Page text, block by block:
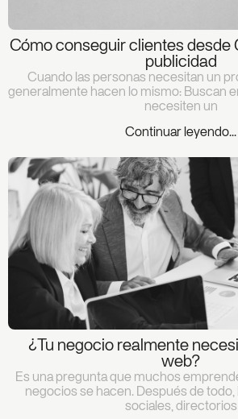
Cómo conseguir clientes desde
publicidad
Cuando las personas necesitan un
generalmente hacen lo mismo: Buscan
necesiten un
Continuar leyendo...
¿Tu negocio realmente
web?
Es una pregunta que muchos
negocios se hacen. Después de
sociales, directorios